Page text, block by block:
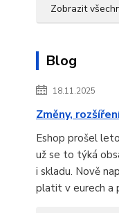
Zobrazit
Blog
18.11.2025
Změny,
Eshop prošel
už se to týká
i skladu. Nově
platit v eurech a